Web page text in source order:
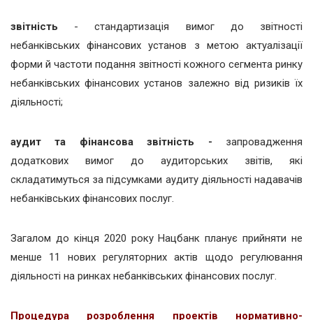
звітність - стандартизація вимог до звітності
небанківських фінансових установ з метою актуалізації
форми й частоти подання звітності кожного сегмента ринку
небанківських фінансових установ залежно від ризиків їх
діяльності;
аудит та фінансова звітність - запровадження
додаткових вимог до аудиторських звітів, які
складатимуться за підсумками аудиту діяльності надавачів
небанківських фінансових послуг.
Загалом до кінця 2020 року Нацбанк планує прийняти не
менше 11 нових регуляторних актів щодо регулювання
діяльності на ринках небанківських фінансових послуг.
Процедура розроблення проектів нормативно-